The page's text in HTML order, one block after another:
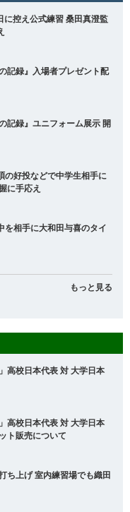
控え公式練習 桑田真澄監
記録』入場者プレゼント配
記録』ユニフォーム展示 開
の好投などで中学生相手に
に手応え
を相手に大和田与喜のタイ
もっと見る
高校日本代表 対 大学日本
高校日本代表 対 大学日本
ト販売について
ち上げ 室内練習場でも織田